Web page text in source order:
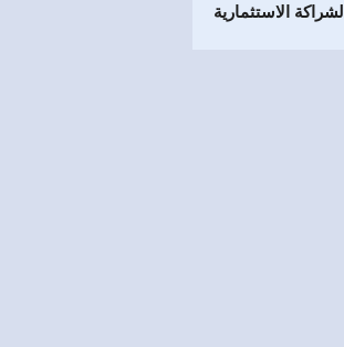
الشراكة الاستثمارية